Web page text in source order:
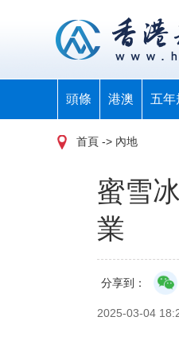
頭條 港澳 五年
首頁 -> 內地
蜜雪
業
分享到：
2025-03-04